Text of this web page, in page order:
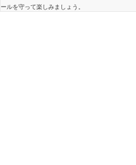
ールを守って楽しみましょう。